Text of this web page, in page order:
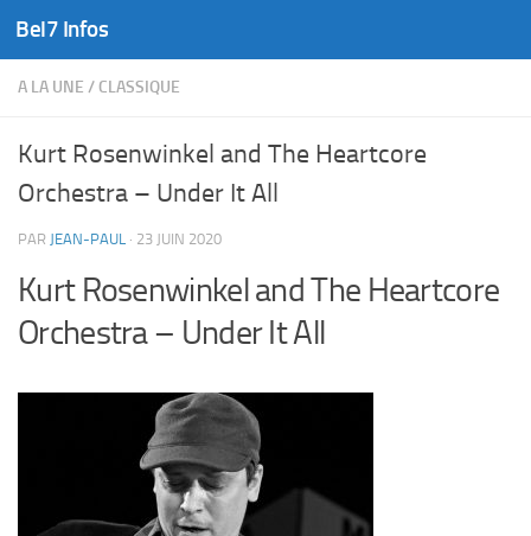
Skip to content
Bel7 Infos
A LA UNE / CLASSIQUE
Kurt Rosenwinkel and The Heartcore
Orchestra – Under It All
PAR JEAN-PAUL · 23 JUIN 2020
Kurt Rosenwinkel and The Heartcore
Orchestra – Under It All